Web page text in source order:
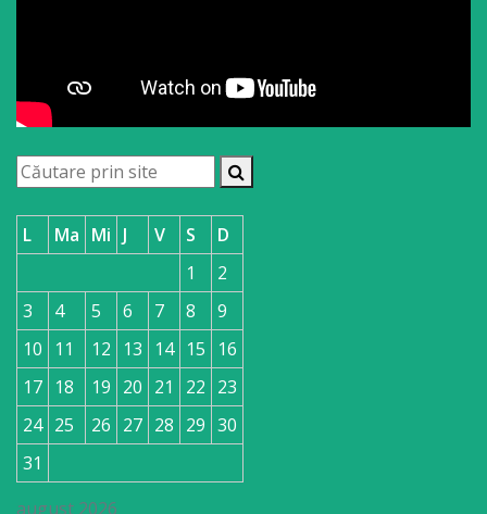
august 2026
L Ma Mi J V S
D
1
2
3
4 5 6 7 8
9
10
11 12 13 14 15
16
17 18 19 20 21 22 23
24 25 26 27 28 29 30
31